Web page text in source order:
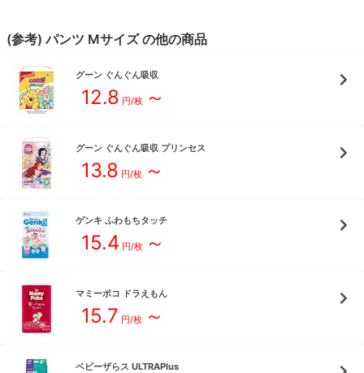
(参考)パンツ Mサイズの他の商品
グーン ぐんぐん吸収
12.8 円/枚 ～
グーン ぐんぐん吸収 プリンセス
13.8 円/枚 ～
ゲンキ ふわもちタッチ
15.4 円/枚 ～
マミーポコ ドラえもん
15.7 円/枚 ～
ベビーザらス ULTRAPlus